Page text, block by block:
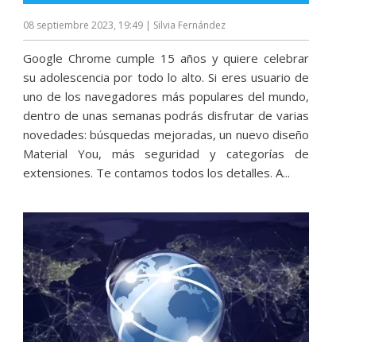
08 septiembre 2023, 19:49 | Silvia Fernández
Google Chrome cumple 15 años y quiere celebrar
su adolescencia por todo lo alto. Si eres usuario de
uno de los navegadores más populares del mundo,
dentro de unas semanas podrás disfrutar de varias
novedades: búsquedas mejoradas, un nuevo diseño
Material You, más seguridad y categorías de
extensiones. Te contamos todos los detalles. A...